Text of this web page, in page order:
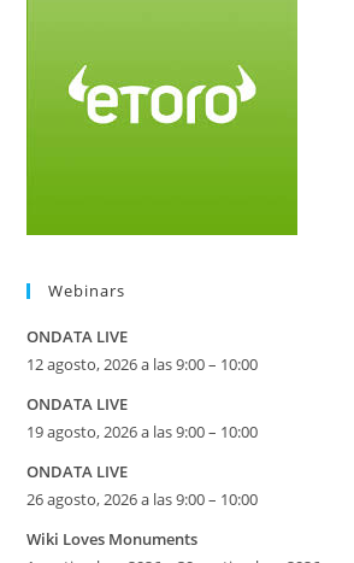
Webinars
ONDATA LIVE
12 agosto, 2026 a las 9:00 – 10:00
ONDATA LIVE
19 agosto, 2026 a las 9:00 – 10:00
ONDATA LIVE
26 agosto, 2026 a las 9:00 – 10:00
Wiki Loves Monuments